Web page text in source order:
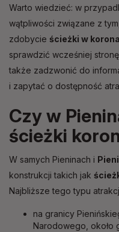
Warto wiedzieć: w
wątpliwości związane z
zdobycie ścieżki w
sprawdzić wcześniej
także zadzwonić do
i zapytać o dostępność
Czy w
ścieżki
W samych Pieninach i
konstrukcji takich jak
Najbliższe tego typu
na granicy
Narodowego, około